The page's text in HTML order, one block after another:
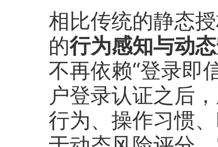
相比传统的静态
的行为感知与动
不再依赖“登录即
户登录认证之后
行为、操作习惯